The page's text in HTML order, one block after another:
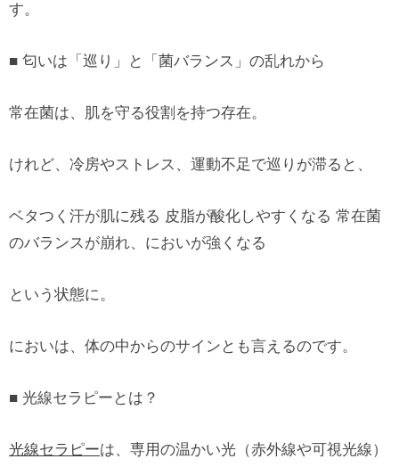
す。
■ 匂いは「巡り」と「菌バランス」の乱れから
常在菌は、肌を守る役割を持つ存在。
けれど、冷房やストレス、運動不足で巡りが滞ると、
ベタつく汗が肌に残る 皮脂が酸化しやすくなる 常在菌
のバランスが崩れ、においが強くなる
という状態に。
においは、体の中からのサインとも言えるのです。
■ 光線セラピーとは？
光線セラピーは、専用の温かい光（赤外線や可視光線）